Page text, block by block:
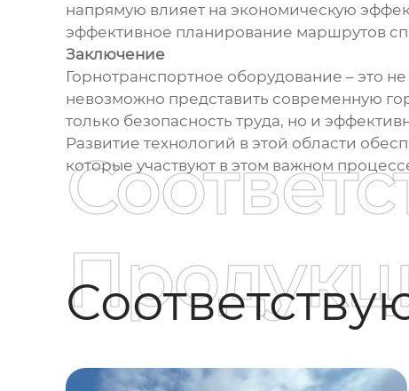
напрямую влияет на экономическую
эффективное планирование маршрутов
Заключение
Горнотранспортное оборудование – это
невозможно представить современную
только безопасность труда, но и
Развитие технологий в этой области
которые участвуют в этом важном